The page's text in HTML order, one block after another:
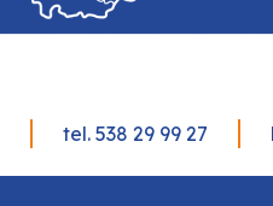
tel. 538 29 99 27